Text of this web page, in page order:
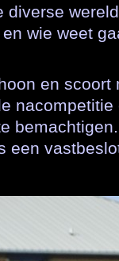
diverse
wie weet
en scoort
een